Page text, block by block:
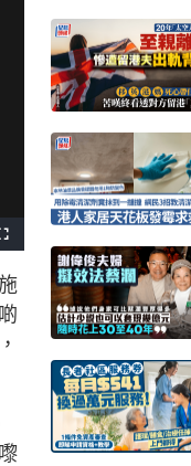
F
u
l
s
c
r
e
e
n